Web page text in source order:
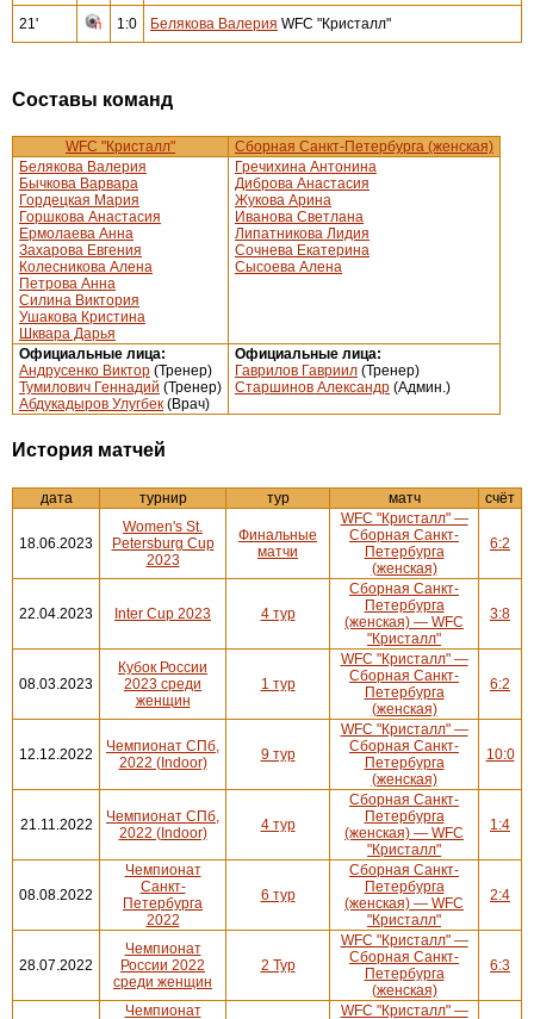
21'
1:0 Белякова Валерия WFC "Кристалл"
Составы команд
WFC "Кристалл"
Сборная Санкт-Петербурга (женская)
Белякова Валерия
Бычкова Варвара
Гордецкая Мария
Горшкова Анастасия
Ермолаева Анна
Захарова Евгения
Колесникова Алена
Петрова Анна
Силина Виктория
Ушакова Кристина
Шквара Дарья
Гречихина Антонина
Диброва Анастасия
Жукова Арина
Иванова Светлана
Липатникова Лидия
Сочнева Екатерина
Сысоева Алена
Официальные лица:
Андрусенко Виктор (Тренер)
Тумилович Геннадий (Тренер)
Абдукадыров Улугбек (Врач)
Официальные лица:
Гаврилов Гавриил (Тренер)
Старшинов Александр (Админ.)
История матчей
дата турнир тур матч счёт
18.06.2023
Women's St.
Petersburg Cup
2023
Финальные
матчи
WFC "Кристалл" —
Сборная Санкт-
Петербурга
(женская)
6:2
22.04.2023 Inter Cup 2023 4 тур
Сборная Санкт-
Петербурга
(женская) — WFC
"Кристалл"
3:8
08.03.2023
Кубок России
2023 среди
женщин
1 тур
WFC "Кристалл" —
Сборная Санкт-
Петербурга
(женская)
6:2
12.12.2022
Чемпионат СПб,
2022 (Indoor)
9 тур
WFC "Кристалл" —
Сборная Санкт-
Петербурга
(женская)
10:0
21.11.2022
Чемпионат СПб,
2022 (Indoor)
4 тур
Сборная Санкт-
Петербурга
(женская) — WFC
"Кристалл"
1:4
08.08.2022
Чемпионат
Санкт-
Петербурга
2022
6 тур
Сборная Санкт-
Петербурга
(женская) — WFC
"Кристалл"
2:4
28.07.2022
Чемпионат
России 2022
среди женщин
2 Тур
WFC "Кристалл" —
Сборная Санкт-
Петербурга
(женская)
6:3
Чемпионат
WFC "Кристалл" —